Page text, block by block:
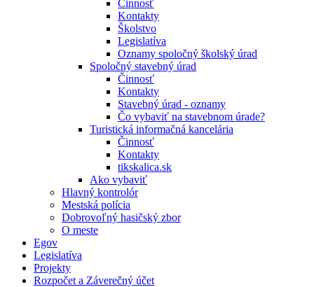
Činnosť
Kontakty
Školstvo
Legislatíva
Oznamy spoločný školský úrad
Spoločný stavebný úrad
Činnosť
Kontakty
Stavebný úrad - oznamy
Čo vybaviť na stavebnom úrade?
Turistická informačná kancelária
Činnosť
Kontakty
tikskalica.sk
Ako vybaviť
Hlavný kontrolór
Mestská polícia
Dobrovoľný hasičský zbor
O meste
Egov
Legislatíva
Projekty
Rozpočet a Záverečný účet